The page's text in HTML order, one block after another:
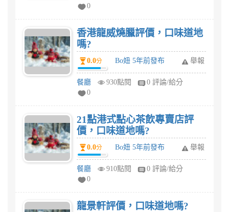
0
香港龍威燒臘評價，口味道地
嗎?
0.0分 Bo妞 5年前發布 舉報
餐廳 930點閱
0 評論/給分
0
21點港式點心茶飲專賣店評
價，口味道地嗎?
0.0分 Bo妞 5年前發布 舉報
餐廳 910點閱
0 評論/給分
0
龍景軒評價，口味道地嗎?